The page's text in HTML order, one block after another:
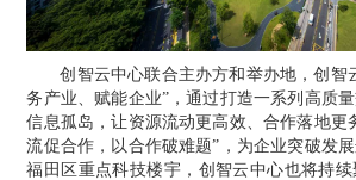
创智云中心联合主办方和举办地，创智
务产业、赋能企业”，通过打造一系列高质
信息孤岛，让资源流动更高效、合作落地更
流促合作，以合作破难题”，为企业突破发
福田区重点科技楼宇，创智云中心也将持